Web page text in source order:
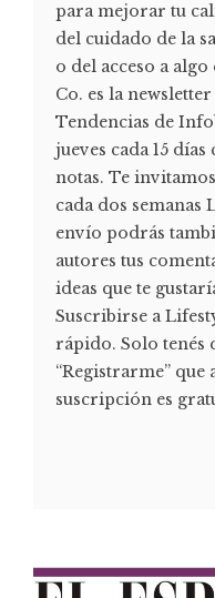
para mejorar tu
del cuidado de la
o del acceso a
Co. es la
Tendencias de
jueves cada 15
notas. Te
cada dos semanas
envío podrás
autores tus
ideas que te
Suscribirse a
rápido. Solo tenés
“Registrarme”
suscripción es